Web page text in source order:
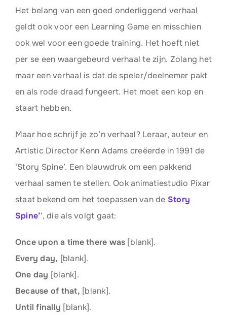
Het belang van een goed onderliggend verhaal
geldt ook voor een Learning Game en misschien
ook wel voor een goede training. Het hoeft niet
per se een waargebeurd verhaal te zijn. Zolang het
maar een verhaal is dat de speler/deelnemer pakt
en als rode draad fungeert. Het moet een kop en
staart hebben.
Maar hoe schrijf je zo’n verhaal? Leraar, auteur en
Artistic Director Kenn Adams creëerde in 1991 de
‘Story Spine’. Een blauwdruk om een pakkend
verhaal samen te stellen. Ook animatiestudio Pixar
staat bekend om het toepassen van de Story
Spine’‘, die als volgt gaat:
Once upon a time there was [blank].
Every day, [blank].
One day [blank].
Because of that, [blank].
Until finally [blank].